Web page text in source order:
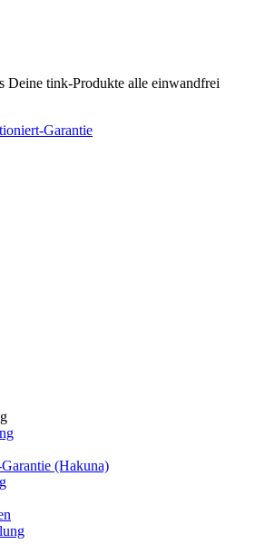
Deine tink-Produkte alle einwandfrei
Garantie
(Hakuna)